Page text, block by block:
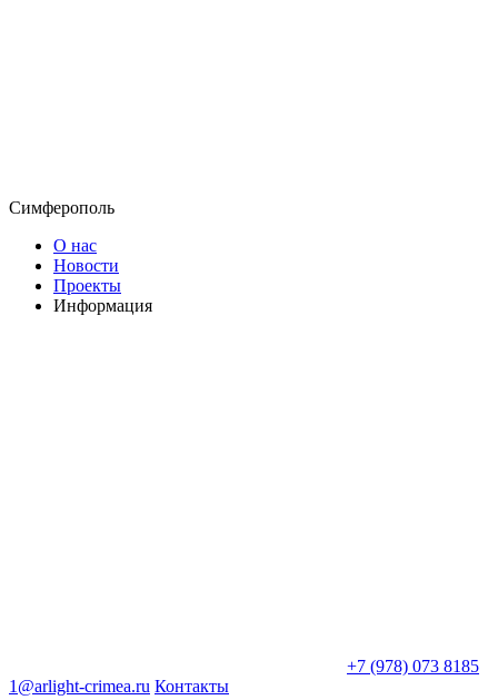
Симферополь
О нас
Новости
Проекты
Информация
+7 (978) 073 8185
1@arlight-crimea.ru Контакты